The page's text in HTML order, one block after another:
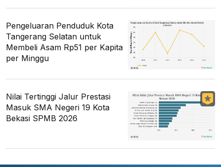
Pengeluaran Penduduk Kota
Tangerang Selatan untuk
Membeli Asam Rp51 per Kapita
per Minggu
Nilai Tertinggi Jalur Prestasi
Masuk SMA Negeri 19 Kota
Bekasi SPMB 2026